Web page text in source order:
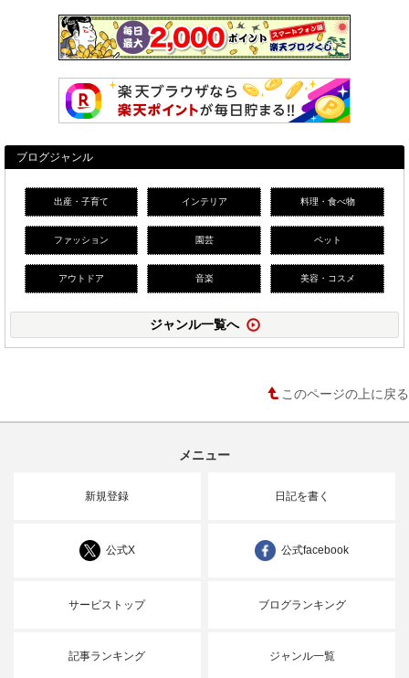
ブログジャンル
出産・子育て インテリア 料理・食べ物
ファッション 園芸 ペット
アウトドア 音楽 美容・コスメ
ジャンル一覧へ
このページの上に戻る
メニュー
新規登録 日記を書く
公式X 公式facebook
サービストップ ブログランキング
記事ランキング ジャンル一覧